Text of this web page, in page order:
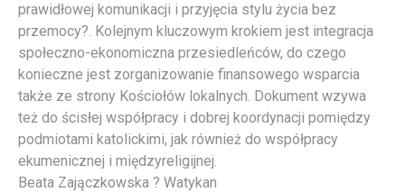
prawidłowej komunikacji i przyjęcia stylu życia bez
przemocy?. Kolejnym kluczowym krokiem jest integracja
społeczno-ekonomiczna przesiedleńców, do czego
konieczne jest zorganizowanie finansowego wsparcia
także ze strony Kościołów lokalnych. Dokument wzywa
też do ścisłej współpracy i dobrej koordynacji pomiędzy
podmiotami katolickimi, jak również do współpracy
ekumenicznej i międzyreligijnej.
Beata Zajączkowska ? Watykan